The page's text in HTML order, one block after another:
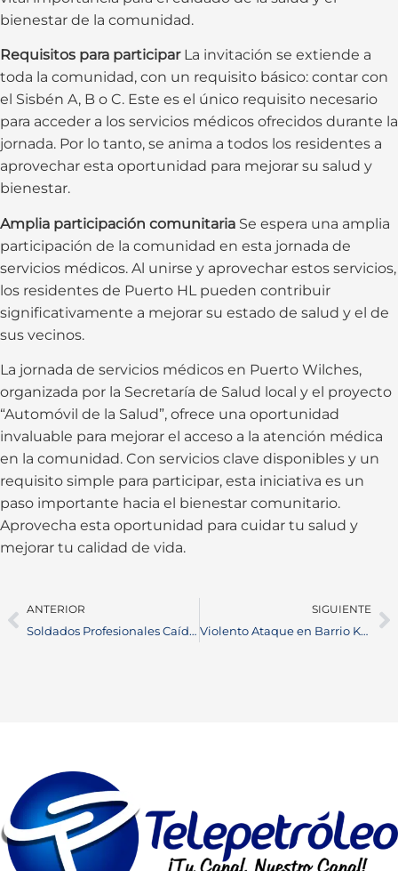
bienestar de la comunidad.
Requisitos para participarLa invitación se extiende a
toda la comunidad, con un requisito básico: contar con
el Sisbén A, B o C. Este es el único requisito necesario
para acceder a los servicios médicos ofrecidos durante la
jornada. Por lo tanto, se anima a todos los residentes a
aprovechar esta oportunidad para mejorar su salud y
bienestar.
Amplia participación comunitaria Se espera una amplia
participación de la comunidad en esta jornada de
servicios médicos. Al unirse y aprovechar estos servicios,
los residentes de Puerto HL pueden contribuir
significativamente a mejorar su estado de salud y el de
sus vecinos.
La jornada de servicios médicos en Puerto Wilches,
organizada por la Secretaría de Salud local y el proyecto
“Automóvil de la Salud”, ofrece una oportunidad
invaluable para mejorar el acceso a la atención médica
en la comunidad. Con servicios clave disponibles y un
requisito simple para participar, esta iniciativa es un
paso importante hacia el bienestar comunitario.
Aprovecha esta oportunidad para cuidar tu salud y
mejorar tu calidad de vida.
ANTERIOR
Soldados Profesionales Caídos en Enfrentamientos con el Clan del Golfo
SIGUIENTE
Violento Ataque en Barrio Kennedy: Hombre de 64 Años Asesinado a Tiros